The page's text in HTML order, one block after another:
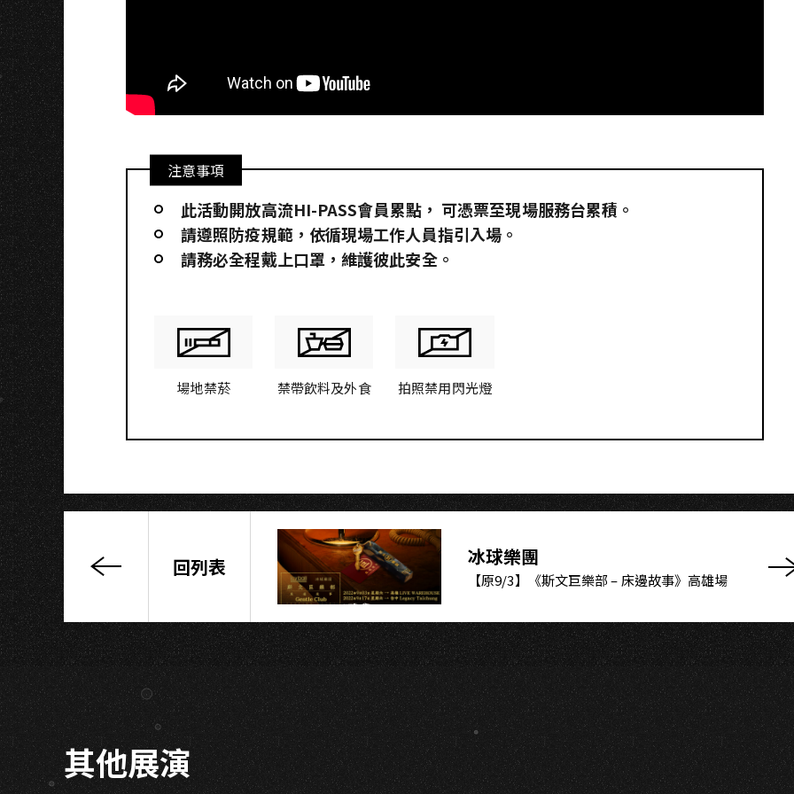
注意事項
此活動開放高流HI-PASS會員累點，​ 可憑票至現場服務台累積。
請遵照防疫規範，依循現場工作人員指引入場。
請務必全程戴上口罩，維護彼此安全。
場地禁菸 禁帶飲料及外食 拍照禁用閃光燈
September”
耶!
回
到
M2
最
初
現
回列表 冰球樂團
【原9/3】《斯文巨樂部 – 床邊故事》高雄場
其他展演